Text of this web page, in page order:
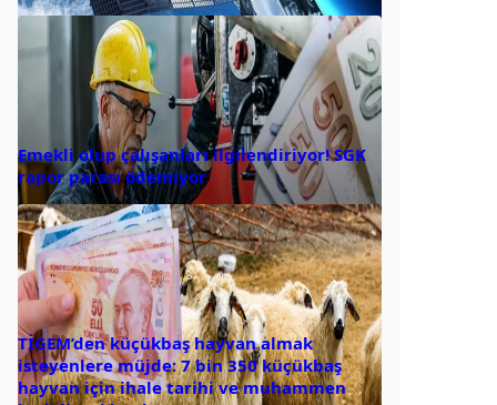
Emekli olup çalışanları ilgilendiriyor! SGK
rapor parası ödemiyor
TİGEM’den küçükbaş hayvan almak
isteyenlere müjde: 7 bin 350 küçükbaş
hayvan için ihale tarihi ve muhammen